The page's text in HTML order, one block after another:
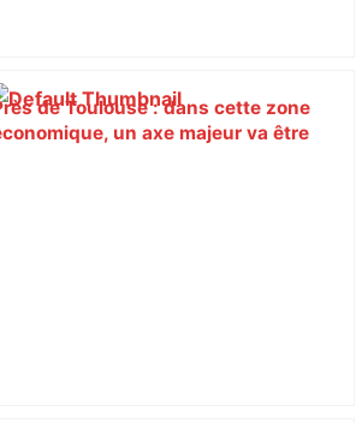
de Toulouse : dans cette zone
un axe majeur va être